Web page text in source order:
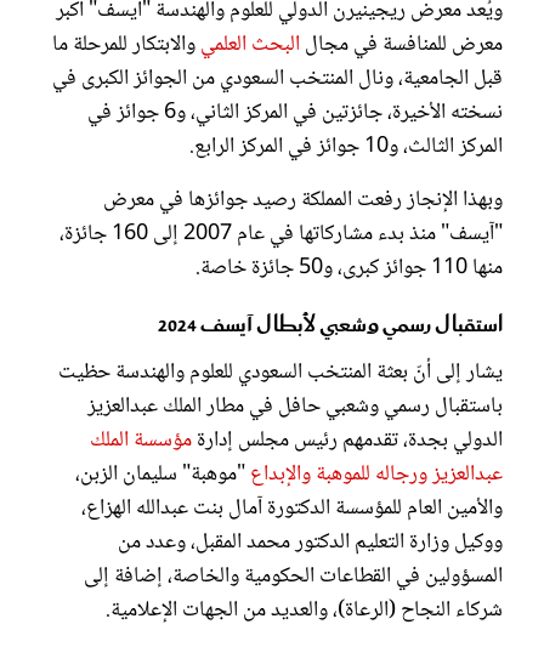
ويُعد معرض ريجينيرن الدولي للعلوم والهندسة "آيسف" أكبر
معرض للمنافسة في مجال البحث العلميوالابتكار للمرحلة ما
قبل الجامعية، ونال المنتخب السعودي من الجوائز الكبرى في
نسخته الأخيرة، جائزتين في المركز الثاني، و6 جوائز في
المركز الثالث، و10 جوائز في المركز الرابع.
وبهذا الإنجاز رفعت المملكة رصيد جوائزها في معرض
"آيسف" منذ بدء مشاركاتها في عام 2007 إلى 160 جائزة،
منها 110 جوائز كبرى، و50 جائزة خاصة.
استقبال رسمي وشعبي لأبطال آيسف 2024
يشار إلى أنّ بعثة المنتخب السعودي للعلوم والهندسة حظيت
باستقبال رسمي وشعبي حافل في مطار الملك عبدالعزيز
الدولي بجدة، تقدمهم رئيس مجلس إدارةمؤسسة الملك
عبدالعزيز ورجاله للموهبة والإبداع"موهبة" سليمان الزبن،
والأمين العام للمؤسسة الدكتورة آمال بنت عبدالله الهزاع،
ووكيل وزارة التعليم الدكتور محمد المقبل، وعدد من
المسؤولين في القطاعات الحكومية والخاصة، إضافة إلى
شركاء النجاح (الرعاة)، والعديد من الجهات الإعلامية.